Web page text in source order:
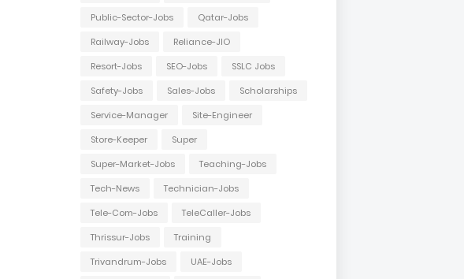
Public-Sector-Jobs
Qatar-Jobs
Railway-Jobs
Reliance-JIO
Resort-Jobs
SEO-Jobs
SSLC Jobs
Safety-Jobs
Sales-Jobs
Scholarships
Service-Manager
Site-Engineer
Store-Keeper
Super
Super-Market-Jobs
Teaching-Jobs
Tech-News
Technician-Jobs
Tele-Com-Jobs
TeleCaller-Jobs
Thrissur-Jobs
Training
Trivandrum-Jobs
UAE-Jobs